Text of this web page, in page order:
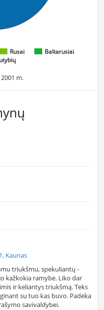
Rusai
Baltarusiai
m.
Kaunas
triukšmu, spekuliantų -
kažkokia ramybė. Liko dar
ir keliantys triukšmą. Teks
su tuo kas buvo. Padėka
savivaldybei.